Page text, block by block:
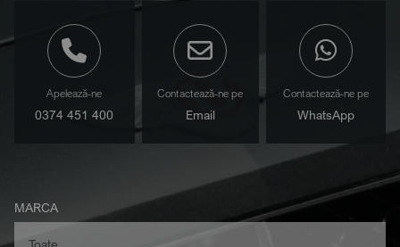
Apelează-ne
0374 451 400
Contactează-ne pe
Email
Contactează-ne pe
WhatsApp
MARCA